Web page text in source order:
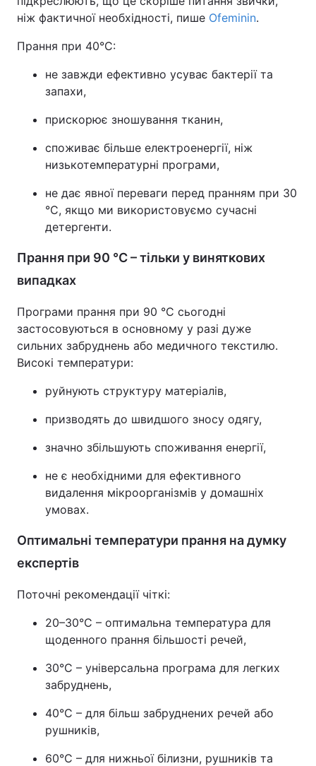
ніж фактичної необхідності, пише Ofeminin.
Прання при 40°C:
не завжди ефективно усуває бактерії та
запахи,
прискорює зношування тканин,
споживає більше електроенергії, ніж
низькотемпературні програми,
не дає явної переваги перед пранням при 30
°C, якщо ми використовуємо сучасні
детергенти.
Прання при 90 °C – тільки у виняткових
випадках
Програми прання при 90 °C сьогодні
застосовуються в основному у разі дуже
сильних забруднень або медичного текстилю.
Високі температури:
руйнують структуру матеріалів,
призводять до швидшого зносу одягу,
значно збільшують споживання енергії,
не є необхідними для ефективного
видалення мікроорганізмів у домашніх
умовах.
Оптимальні температури прання на думку
експертів
Поточні рекомендації чіткі:
20–30°C – оптимальна температура для
щоденного прання більшості речей,
30°C – універсальна програма для легких
забруднень,
40°C – для більш забруднених речей або
рушників,
60°C – для нижньої білизни, рушників та